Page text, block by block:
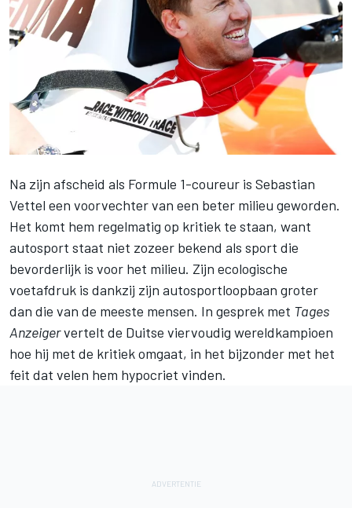
Na zijn afscheid als Formule 1-coureur is Sebastian
Vettel een voorvechter van een beter milieu geworden.
Het komt hem regelmatig op kritiek te staan, want
autosport staat niet zozeer bekend als sport die
bevorderlijk is voor het milieu. Zijn ecologische
voetafdruk is dankzij zijn autosportloopbaan groter
dan die van de meeste mensen. In gesprek met Tages
Anzeigervertelt de Duitse viervoudig wereldkampioen
hoe hij met de kritiek omgaat, in het bijzonder met het
feit dat velen hem hypocriet vinden.